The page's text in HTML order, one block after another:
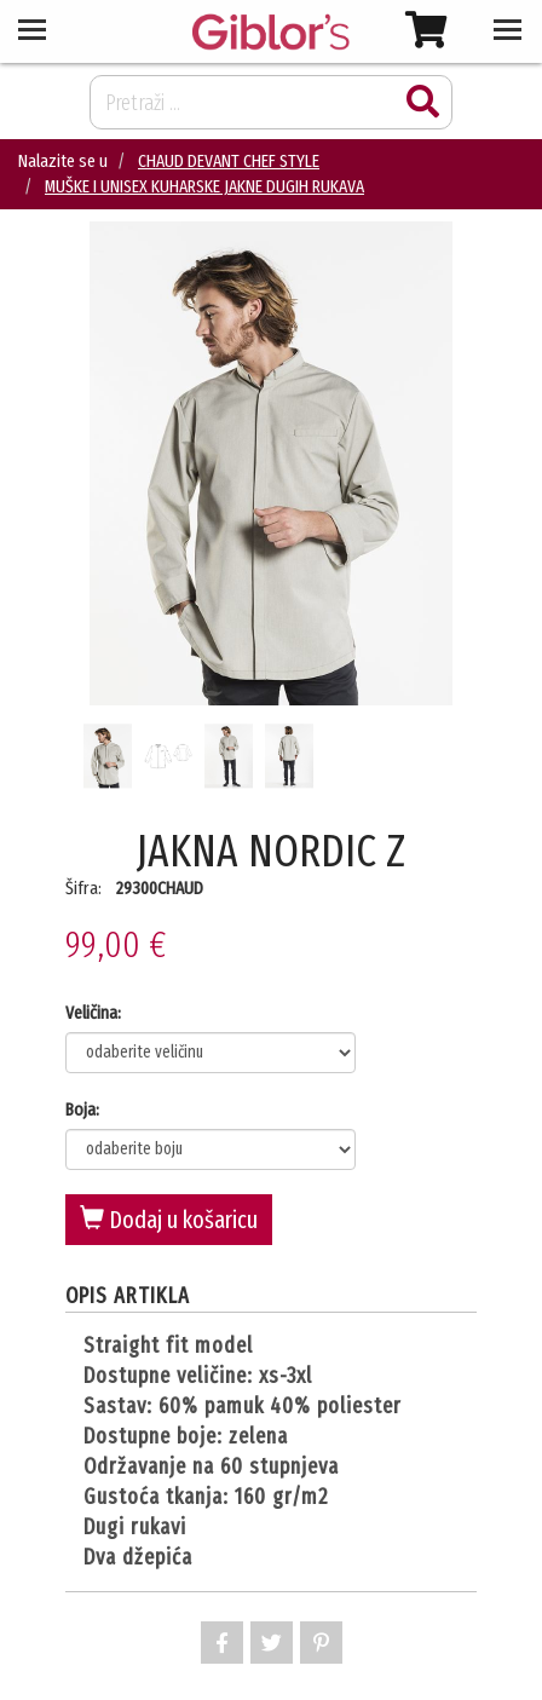
Nalazite se u
CHAUD DEVANT CHEF STYLE
MUŠKE I UNISEX KUHARSKE JAKNE DUGIH RUKAVA
JAKNA NORDIC Z
Šifra: 29300CHAUD
99,00 €
Veličina:
Boja:
Dodaj u košaricu
OPIS ARTIKLA
straight fit model
dostupne veličine: xs-3xl
sastav: 60% pamuk 40% poliester
dostupne boje: zelena
održavanje na 60 stupnjeva
gustoća tkanja: 160 gr/m2
dugi rukavi
dva džepića